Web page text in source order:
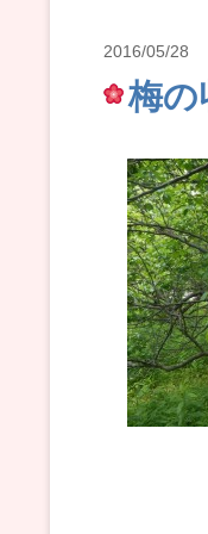
2016/05/28
梅の